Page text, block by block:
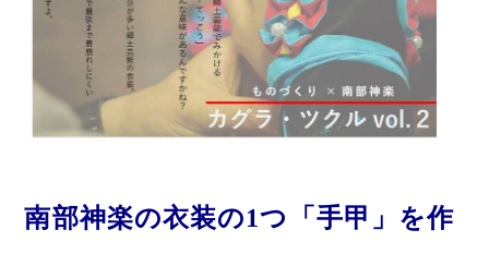
南部神楽の衣装の1つ「手甲」を作